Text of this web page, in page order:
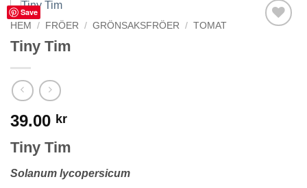
Save
HEM / FRÖER / GRÖNSAKSFRÖER / TOMAT
Tiny Tim
39.00 kr
Tiny Tim
Solanum lycopersicum